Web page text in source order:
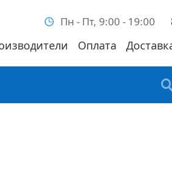
Пн - Пт, 9:00 - 19:00
Оплата